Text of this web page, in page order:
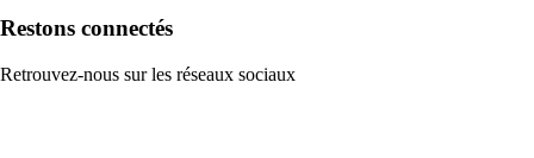
Restons connectés
Retrouvez-nous sur les réseaux sociaux